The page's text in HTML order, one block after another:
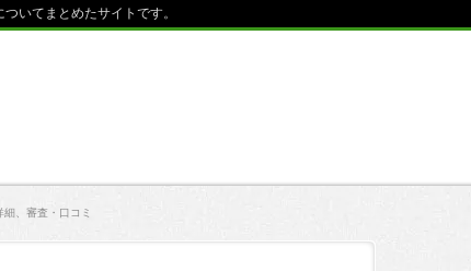
いてまとめたサイトです。
、審査・口コミ